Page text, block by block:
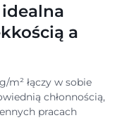
idealna
a
m² łączy w sobie
chłonnością,
pracach